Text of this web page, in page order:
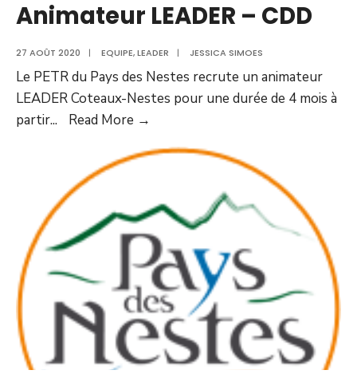
Animateur LEADER – CDD
27 AOÛT 2020 | EQUIPE,LEADER | JESSICA SIMOES
Le PETR du Pays des Nestes recrute un animateur
LEADER Coteaux-Nestes pour une durée de 4 mois à
partir... Read More →